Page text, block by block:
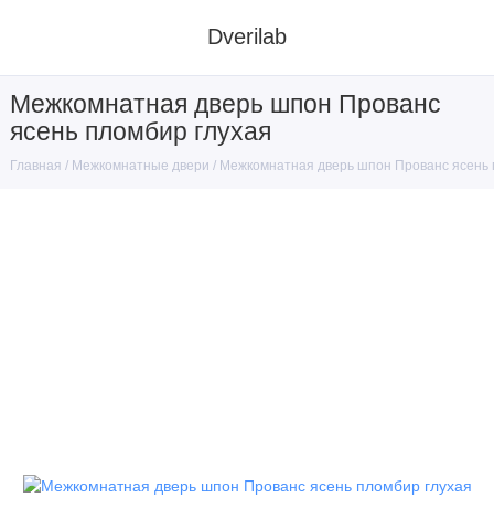
Dverilab
Межкомнатная дверь шпон Прованс
ясень пломбир глухая
Главная Межкомнатные двери Межкомнатная дверь шпон Прованс ясень